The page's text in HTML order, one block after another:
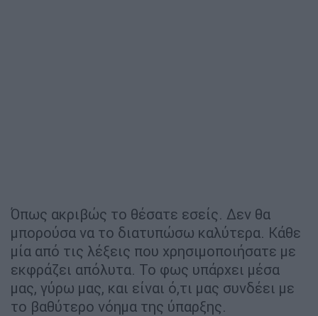
Όπως ακριβώς το θέσατε εσείς. Δεν θα
μπορούσα να το διατυπώσω καλύτερα. Κάθε
μία από τις λέξεις που χρησιμοποιήσατε με
εκφράζει απόλυτα. Το φως υπάρχει μέσα
μας, γύρω μας, και είναι ό,τι μας συνδέει με
το βαθύτερο νόημα της ύπαρξης.